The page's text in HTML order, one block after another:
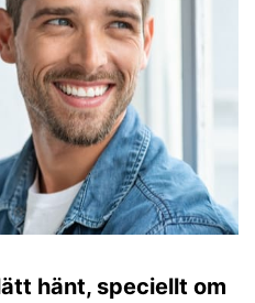
hänt, speciellt om